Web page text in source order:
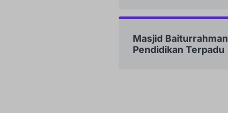
Masjid
Pendidikan Terpadu